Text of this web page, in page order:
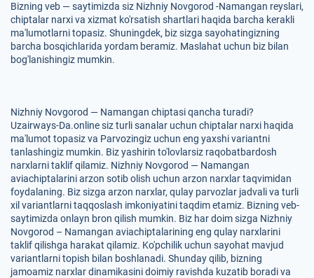
Bizning veb — saytimizda siz Nizhniy Novgorod -Namangan reyslari,
chiptalar narxi va xizmat ko'rsatish shartlari haqida barcha kerakli
ma'lumotlarni topasiz. Shuningdek, biz sizga sayohatingizning
barcha bosqichlarida yordam beramiz. Maslahat uchun biz bilan
bog'lanishingiz mumkin.
Nizhniy Novgorod — Namangan chiptasi qancha turadi?
Uzairways-Da.online siz turli sanalar uchun chiptalar narxi haqida
ma'lumot topasiz va Parvozingiz uchun eng yaxshi variantni
tanlashingiz mumkin. Biz yashirin to'lovlarsiz raqobatbardosh
narxlarni taklif qilamiz. Nizhniy Novgorod — Namangan
aviachiptalarini arzon sotib olish uchun arzon narxlar taqvimidan
foydalaning. Biz sizga arzon narxlar, qulay parvozlar jadvali va turli
xil variantlarni taqqoslash imkoniyatini taqdim etamiz. Bizning veb-
saytimizda onlayn bron qilish mumkin. Biz har doim sizga Nizhniy
Novgorod – Namangan aviachiptalarining eng qulay narxlarini
taklif qilishga harakat qilamiz. Ko'pchilik uchun sayohat mavjud
variantlarni topish bilan boshlanadi. Shunday qilib, bizning
jamoamiz narxlar dinamikasini doimiy ravishda kuzatib boradi va